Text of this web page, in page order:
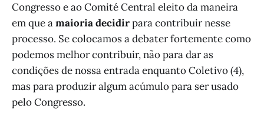
Congresso e ao Comité Central eleito da maneira
em que amaioria decidirpara contribuir nesse
processo. Se colocamos a debater fortemente como
podemos melhor contribuir, não para dar as
condições de nossa entrada enquanto Coletivo (4),
mas para produzir algum acúmulo para ser usado
pelo Congresso.